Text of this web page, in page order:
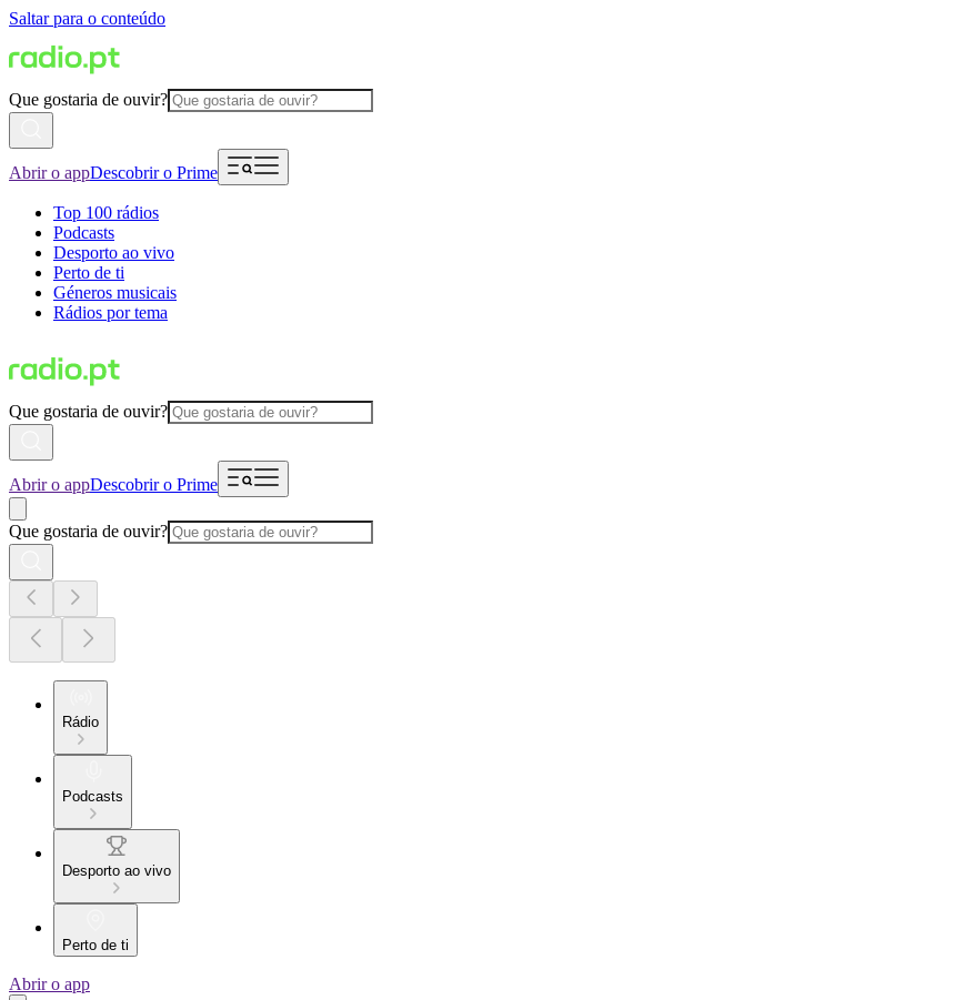
Saltar para o conteúdo
Que gostaria de ouvir?
Abrir o appDescobrir o Prime
Top 100 rádios
Podcasts
Desporto ao vivo
Perto de ti
Géneros musicais
Rádios por tema
Que gostaria de ouvir?
Abrir o appDescobrir o Prime
Que gostaria de ouvir?
Rádio
Podcasts
Desporto ao vivo
Perto de ti
Abrir o app